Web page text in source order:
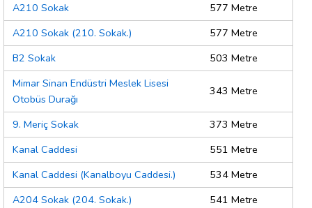
A210 Sokak
577 Metre
A210 Sokak (210. Sokak.)
577 Metre
B2 Sokak
503 Metre
Mimar Sinan Endüstri Meslek Lisesi
Otobüs Durağı
343 Metre
9. Meriç Sokak
373 Metre
Kanal Caddesi
551 Metre
Kanal Caddesi (Kanalboyu Caddesi.)
534 Metre
A204 Sokak (204. Sokak.)
541 Metre